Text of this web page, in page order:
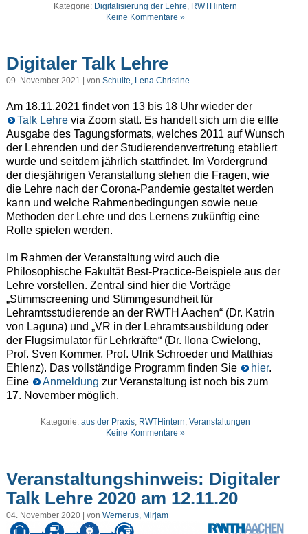
Kategorie: Digitalisierung der Lehre RWTHintern
Keine Kommentare »
Digitaler Talk Lehre
09. November 2021 | von Schulte, Lena Christine
Am 18.11.2021 findet von 13 bis 18 Uhr wieder der
Talk Lehrevia Zoom statt. Es handelt sich um die elfte
Ausgabe des Tagungsformats, welches 2011 auf Wunsch
der Lehrenden und der Studierendenvertretung etabliert
wurde und seitdem jährlich stattfindet. Im Vordergrund
der diesjährigen Veranstaltung stehen die Fragen, wie
die Lehre nach der Corona-Pandemie gestaltet werden
kann und welche Rahmenbedingungen sowie neue
Methoden der Lehre und des Lernens zukünftig eine
Rolle spielen werden.
Im Rahmen der Veranstaltung wird auch die
Philosophische Fakultät Best-Practice-Beispiele aus der
Lehre vorstellen. Zentral sind hier die Vorträge
„Stimmscreening und Stimmgesundheit für
Lehramtsstudierende an der RWTH Aachen“ (Dr. Katrin
von Laguna) und „VR in der Lehramtsausbildung oder
der Flugsimulator für Lehrkräfte“ (Dr. Ilona Cwielong,
Prof. Sven Kommer, Prof. Ulrik Schroeder und Matthias
Ehlenz). Das vollständige Programm finden Sie
hier.
Eine
Anmeldung zur Veranstaltung ist noch bis zum
17. November möglich.
Kategorie:aus der Praxis RWTHintern ,Veranstaltungen
Keine Kommentare »
Veranstaltungshinweis: Digitaler
Talk Lehre 2020 am 12.11.20
04. November 2020 | von Wernerus, Mirjam